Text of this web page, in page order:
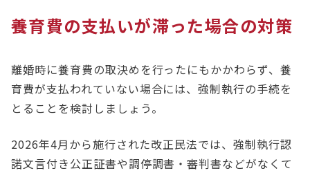
養育費の支払いが滞った場合の対策
離婚時に養育費の取決めを行ったにもかかわらず、養
育費が支払われていない場合には、強制執行の手続を
とることを検討しましょう。
2026年4月から施行された改正民法では、強制執行認
諾文言付き公正証書や調停調書・審判書などがなくて